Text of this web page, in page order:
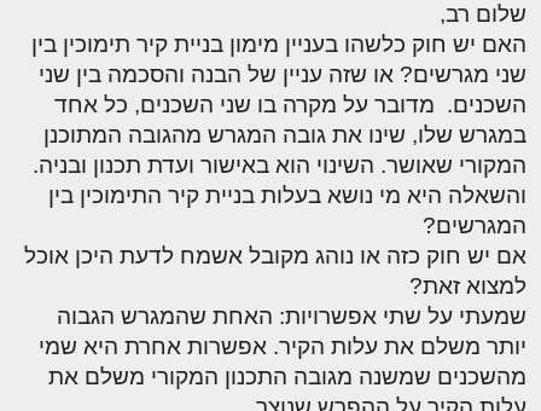
שלום רב,
האם יש חוק כלשהו בעניין מימון בניית קיר תימוכין בין
שני מגרשים? או שזה עניין של הבנה והסכמה בין שני
השכנים. מדובר על מקרה בו שני השכנים, כל אחד
במגרש שלו, שינו את גובה המגרש מהגובה המתוכנן
המקורי שאושר. השינוי הוא באישור ועדת תכנון ובניה.
והשאלה היא מי נושא בעלות בניית קיר התימוכין בין
המגרשים?
אם יש חוק כזה או נוהג מקובל אשמח לדעת היכן אוכל
למצוא זאת?
שמעתי על שתי אפשרויות: האחת שהמגרש הגבוה
יותר משלם את עלות הקיר. אפשרות אחרת היא שמי
מהשכנים שמשנה מגובה התכנון המקורי משלם את